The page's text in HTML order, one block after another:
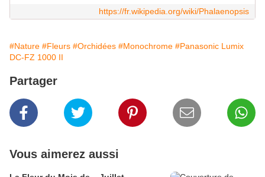
https://fr.wikipedia.org/wiki/Phalaenopsis
#Nature #Fleurs #Orchidées #Monochrome #Panasonic Lumix
DC-FZ 1000 II
Partager
Vous aimerez aussi